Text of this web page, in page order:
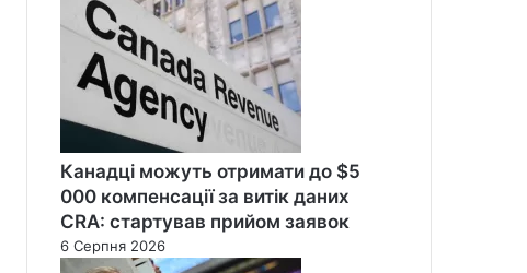
Канадці можуть отримати до $5
000 компенсації за витік даних
CRA: стартував прийом заявок
6 Серпня 2026